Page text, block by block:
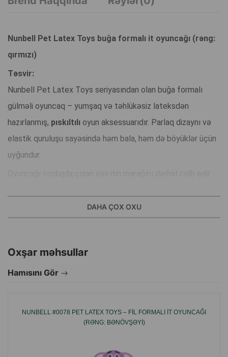
Nunbell Pet Latex Toys buğa formalı it oyuncağı (rəng:
qırmızı)
Təsvir:
Nunbell Pet Latex Toys seriyasından olan buğa formalı
gülməli oyuncaq – yumşaq və təhlükəsiz lateksdən
hazırlanmış, pıskıltılı oyun aksessuarıdır. Parlaq dizaynı və
elastik quruluşu sayəsində həm bala, həm də böyüklər üçün
uyğundur.
və diş ətinə zərər vermir, bu da onu gündəlik istifadə üçün
Təhlükəsiz və davamlı
itin diqqətini artırır.
DAHA ÇOX OXU
Oxşar məhsullar
Hamısını Gör
NUNBELL #0078 PET LATEX TOYS – FIL FORMALI IT OYUNCAĞI
(RƏNG: BƏNÖVŞƏYI)